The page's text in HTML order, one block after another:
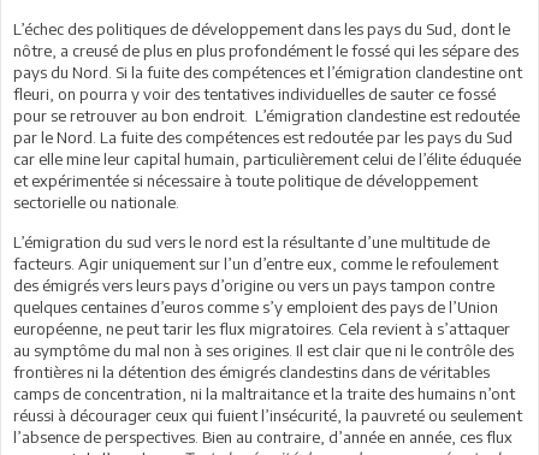
L’échec des politiques de développement dans les pays du Sud, dont le
nôtre, a creusé de plus en plus profondément le fossé qui les sépare des
pays du Nord. Si la fuite des compétences et l’émigration clandestine ont
fleuri, on pourra y voir des tentatives individuelles de sauter ce fossé
pour se retrouver au bon endroit. L’émigration clandestine est redoutée
par le Nord. La fuite des compétences est redoutée par les pays du Sud
car elle mine leur capital humain, particulièrement celui de l’élite éduquée
et expérimentée si nécessaire à toute politique de développement
sectorielle ou nationale.
L’émigration du sud vers le nord est la résultante d’une multitude de
facteurs. Agir uniquement sur l’un d’entre eux, comme le refoulement
des émigrés vers leurs pays d’origine ou vers un pays tampon contre
quelques centaines d’euros comme s’y emploient des pays de l’Union
européenne, ne peut tarir les flux migratoires. Cela revient à s’attaquer
au symptôme du mal non à ses origines. Il est clair que ni le contrôle des
frontières ni la détention des émigrés clandestins dans de véritables
camps de concentration, ni la maltraitance et la traite des humains n’ont
réussi à décourager ceux qui fuient l’insécurité, la pauvreté ou seulement
l’absence de perspectives. Bien au contraire, d’année en année, ces flux